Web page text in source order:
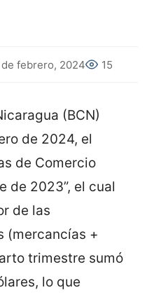
febrero, 2024 15
(BCN)
de 2024, el
de Comercio
de 2023”, el cual
de las
(mercancías +
trimestre sumó
lo que